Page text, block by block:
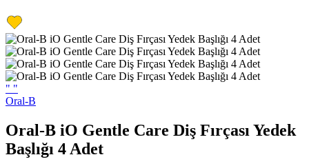
" "
Oral-B
Oral-B iO Gentle Care Diş Fırçası Yedek
Başlığı 4 Adet